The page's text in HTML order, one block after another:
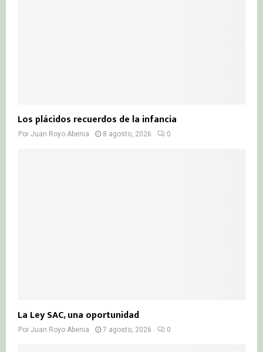
Los plácidos recuerdos de la infancia
Por Juan Royo Abenia 8 agosto, 2026 0
La Ley SAC, una oportunidad
Por Juan Royo Abenia 7 agosto, 2026 0